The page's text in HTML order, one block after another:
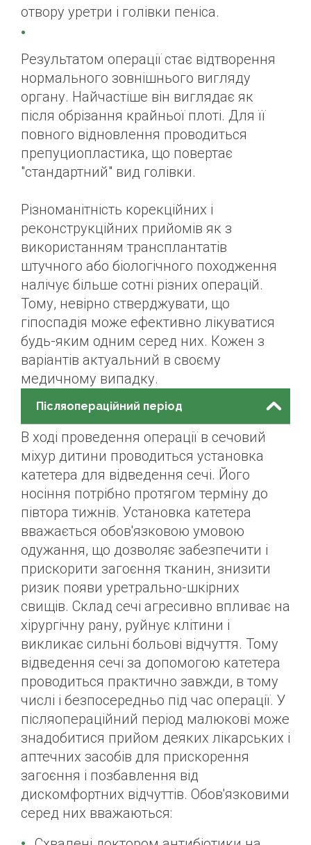
отвору уретри і голівки пеніса.
Результатом операції стає відтворення
нормального зовнішнього вигляду
органу. Найчастіше він виглядає як
після обрізання крайньої плоті. Для її
повного відновлення проводиться
препуциопластика, що повертає
"стандартний" вид голівки.
Різноманітність корекційних і
реконструкційних прийомів як з
використанням трансплантатів
штучного або біологічного походження
налічує більше сотні різних операцій.
Тому, невірно стверджувати, що
гіпоспадія може ефективно лікуватися
будь-яким одним серед них. Кожен з
варіантів актуальний в своєму
медичному випадку.
Післяопераційний період
В ході проведення операції в сечовий
міхур дитини проводиться установка
катетера для відведення сечі. Його
носіння потрібно протягом терміну до
півтора тижнів. Установка катетера
вважається обов'язковою умовою
одужання, що дозволяє забезпечити і
прискорити загоєння тканин, знизити
ризик появи уретрально-шкірних
свищів. Склад сечі агресивно впливає на
хірургічну рану, руйнує клітини і
викликає сильні больові відчуття. Тому
відведення сечі за допомогою катетера
проводиться практично завжди, в тому
числі і безпосередньо під час операції. У
післяопераційний період малюкові може
знадобитися прийом деяких лікарських і
аптечних засобів для прискорення
загоєння і позбавлення від
дискомфортних відчуттів. Обов'язковими
серед них вважаються: